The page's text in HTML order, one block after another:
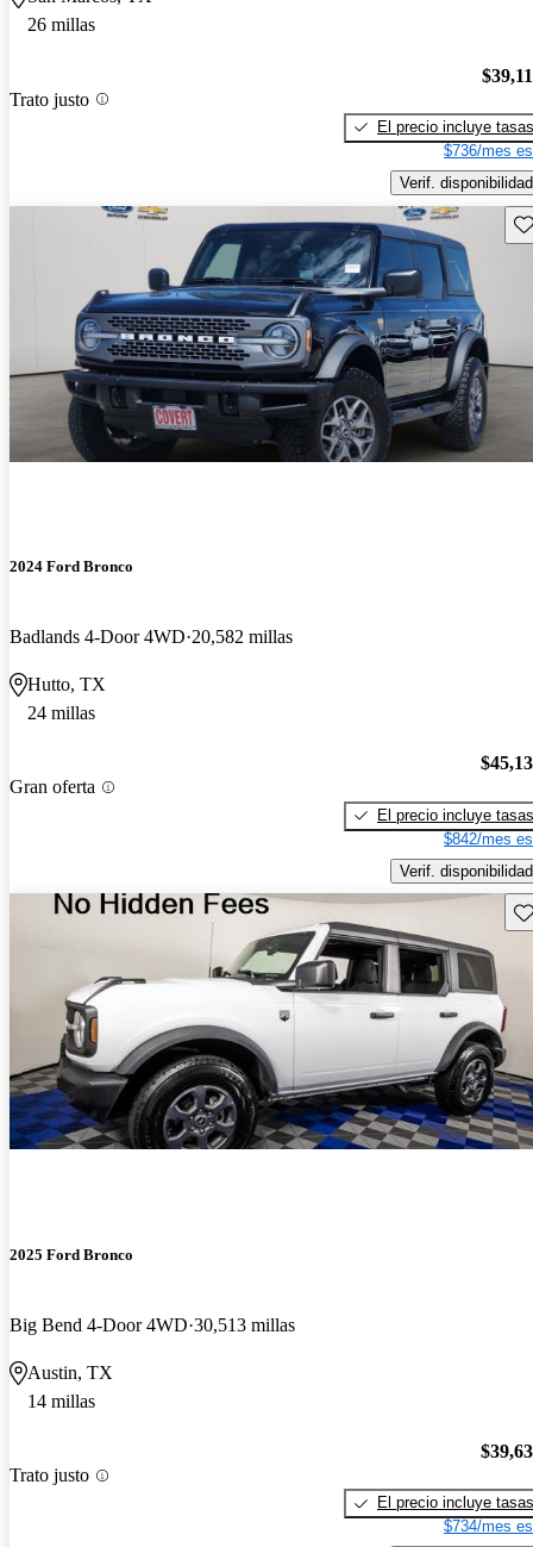
26 millas
Trato justo
El precio incluye tasas
$736/mes
Verif. disponibilidad
2024 Ford Bronco
Badlands 4-Door 4WD 20,582 millas
Hutto, TX
24 millas
Gran oferta
El precio incluye tasas
$842/mes
Verif. disponibilidad
2025 Ford Bronco
Big Bend 4-Door 4WD 30,513 millas
Austin, TX
14 millas
Trato justo
El precio incluye tasas
$734/mes